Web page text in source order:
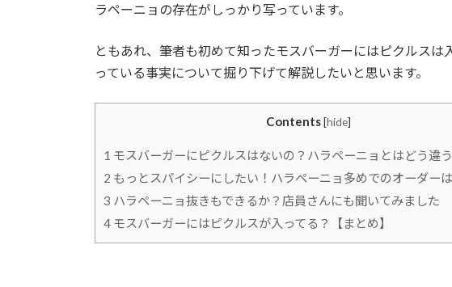
ラペーニョの存在がしっかり写っています。
ともあれ、筆者も初めて知ったモスバーガーにはピクルスは
っている事実について掘り下げて解説したいと思います。
Contents[hide]
1 モスバーガーにピクルスはないの？ハラペーニョとはどう違
2 もっとスパイシーにしたい！ハラペーニョ多めでのオーダー
3 ハラペーニョ抜きもできるか？店員さんにも聞いてみました
4 モスバーガーにはピクルスが入ってる？【まとめ】